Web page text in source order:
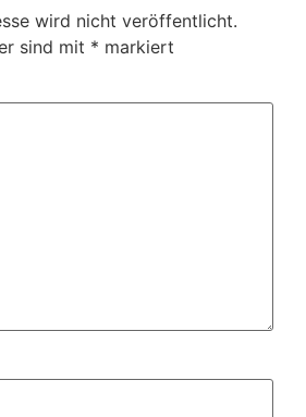
wird nicht veröffentlicht.
sind mit * markiert